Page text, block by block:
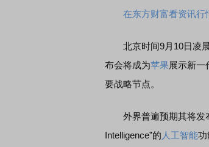
在东方财富看资讯行
北京时间9月10日凌晨
布会将成为苹果展示新一
要战略节点。
外界普遍预期其将发布
Intelligence”的 人工智能功